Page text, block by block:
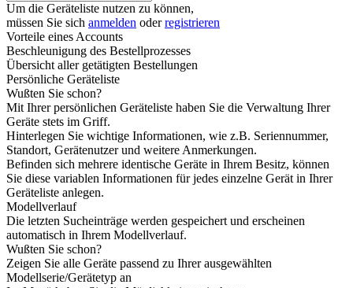
Um die Geräteliste nutzen zu können,
müssen Sie sich anmelden oderregistrieren
Vorteile eines Accounts
Beschleunigung des Bestellprozesses
Übersicht aller getätigten Bestellungen
Persönliche Geräteliste
Wußten Sie schon?
Mit Ihrer persönlichen Geräteliste haben Sie die Verwaltung Ihrer
Geräte stets im Griff.
Hinterlegen Sie wichtige Informationen, wie z.B. Seriennummer,
Standort, Gerätenutzer und weitere Anmerkungen.
Befinden sich mehrere identische Geräte in Ihrem Besitz, können
Sie diese variablen Informationen für jedes einzelne Gerät in Ihrer
Geräteliste anlegen.
Modellverlauf
Die letzten Sucheinträge werden gespeichert und erscheinen
automatisch in Ihrem Modellverlauf.
Wußten Sie schon?
Zeigen Sie alle Geräte passend zu Ihrer ausgewählten
Modellserie/Gerätetyp an